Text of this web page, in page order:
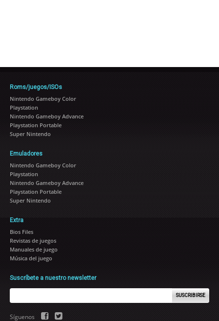
Roms/juegos/ISOs
Nintendo Gameboy Color
Playstation
Nintendo Gameboy Advance
Playstation Portable
Super Nintendo
Emuladores
Nintendo Gameboy Color
Playstation
Nintendo Gameboy Advance
Playstation Portable
Super Nintendo
Extra
Bios Files
Revistas de juegos
Manuales de juego
Música del juego
Suscríbete a nuestro newsletter
SUSCRIBIRSE
Síguenos